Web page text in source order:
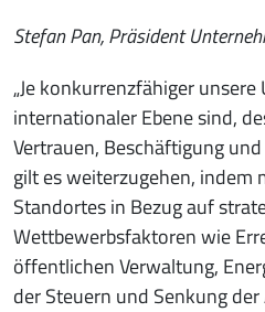
Stefan Pan, Präsident
„Je konkurrenzfähiger
internationaler Ebene sind,
Vertrauen, Beschäftigung
gilt es weiterzugehen, indem
Standortes in Bezug auf
Wettbewerbsfaktoren wie
öffentlichen Verwaltung,
der Steuern und Senkung